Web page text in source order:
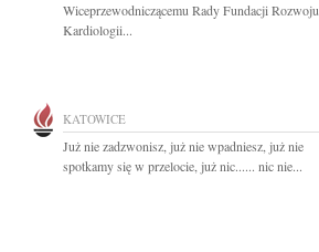
Wiceprzewodniczącemu Rady Fundacji Rozwoju
Kardiologii...
KATOWICE
Już nie zadzwonisz, już nie wpadniesz, już nie
spotkamy się w przelocie, już nic...... nic nie...